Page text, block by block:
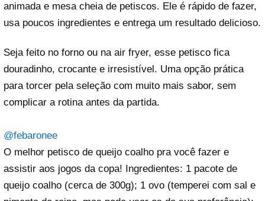
animada e mesa cheia de petiscos. Ele é rápido de fazer,
usa poucos ingredientes e entrega um resultado delicioso.
Seja feito no forno ou na air fryer, esse petisco fica
douradinho, crocante e irresistível. Uma opção prática
para torcer pela seleção com muito mais sabor, sem
complicar a rotina antes da partida.
@febaronee
O melhor petisco de queijo coalho pra você fazer e
assistir aos jogos da copa! Ingredientes: 1 pacote de
queijo coalho (cerca de 300g); 1 ovo (temperei com sal e